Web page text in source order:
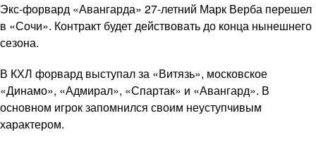
Экс-форвард «Авангарда» 27-летний Марк Верба перешел
в «Сочи». Контракт будет действовать до конца нынешнего
сезона.
В КХЛ форвард выступал за «Витязь», московское
«Динамо», «Адмирал», «Спартак» и «Авангард». В
основном игрок запомнился своим неуступчивым
характером.